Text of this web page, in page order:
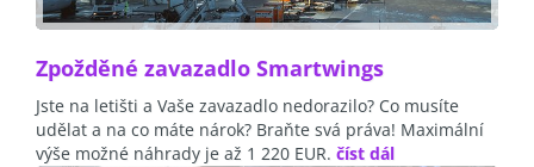
Zpožděné zavazadlo Smartwings
Jste na letišti a Vaše zavazadlo nedorazilo? Co musíte
udělat a na co máte nárok? Braňte svá práva! Maximální
výše možné náhrady je až 1 220 EUR. číst dál